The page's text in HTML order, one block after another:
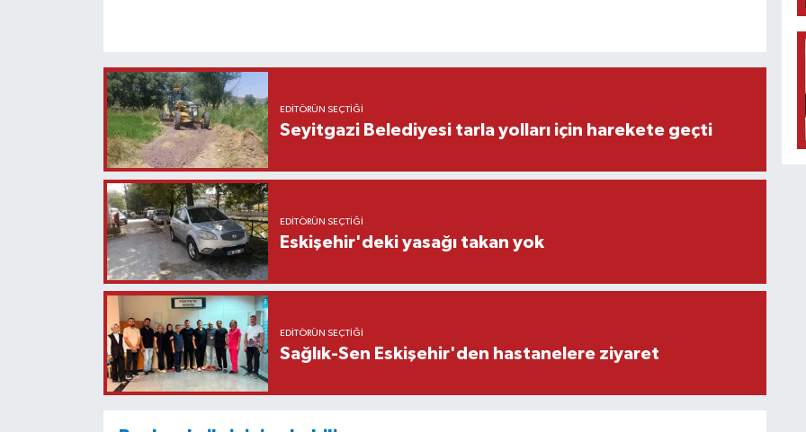
EDITÖRÜN SEÇTIĞI
Seyitgazi Belediyesi tarla yolları için harekete geçti
EDITÖRÜN SEÇTIĞI
Eskişehir'deki yasağı takan yok
EDITÖRÜN SEÇTIĞI
Sağlık-Sen Eskişehir'den hastanelere ziyaret